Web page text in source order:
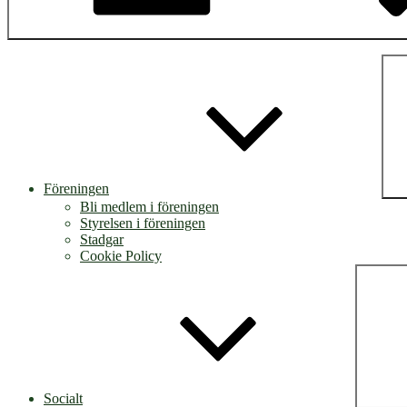
Föreningen
Bli medlem i föreningen
Styrelsen i föreningen
Stadgar
Cookie Policy
Socialt